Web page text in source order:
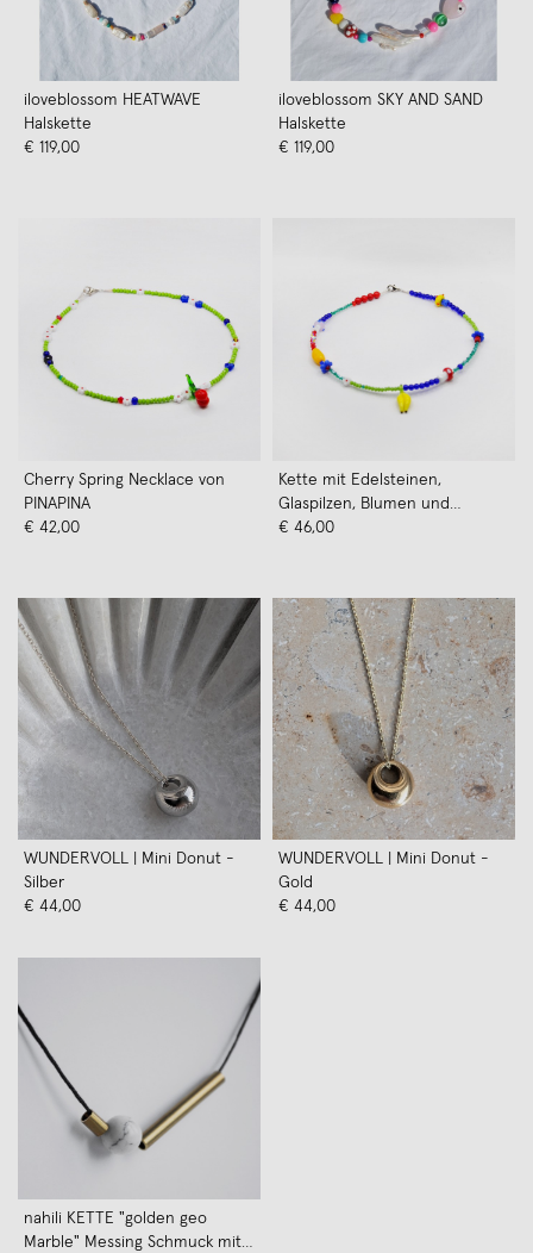
iloveblossom HEATWAVE
Halskette
€ 119,00
iloveblossom SKY AND SAND
Halskette
€ 119,00
Cherry Spring Necklace von
PINAPINA
€ 42,00
Kette mit Edelsteinen,
Glaspilzen, Blumen und
Glasbanane von PINAPINA
€ 46,00
WUNDERVOLL | Mini Donut -
Silber
€ 44,00
WUNDERVOLL | Mini Donut -
Gold
€ 44,00
nahili KETTE "golden geo
Marble" Messing Schmuck mit